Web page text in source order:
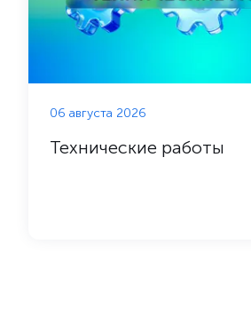
06 августа 2026
Технические работы